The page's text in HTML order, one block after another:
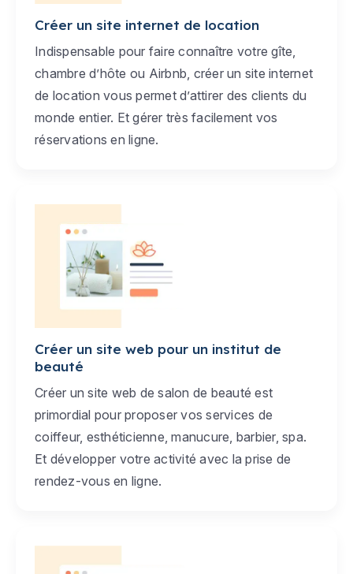
Créer un site internet de location
Indispensable pour faire connaître votre gîte,
chambre d’hôte ou Airbnb, créer un site internet
de location vous permet d’attirer des clients du
monde entier. Et gérer très facilement vos
réservations en ligne.
Créer un site web pour un institut de
beauté
Créer un site web de salon de beauté est
primordial pour proposer vos services de
coiffeur, esthéticienne, manucure, barbier, spa.
Et développer votre activité avec la prise de
rendez-vous en ligne.